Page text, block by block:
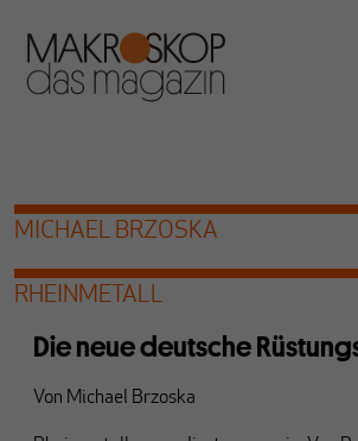
MICHAEL BRZOSKA
RHEINMETALL
Die neue deutsche
Von Michael Brzoska